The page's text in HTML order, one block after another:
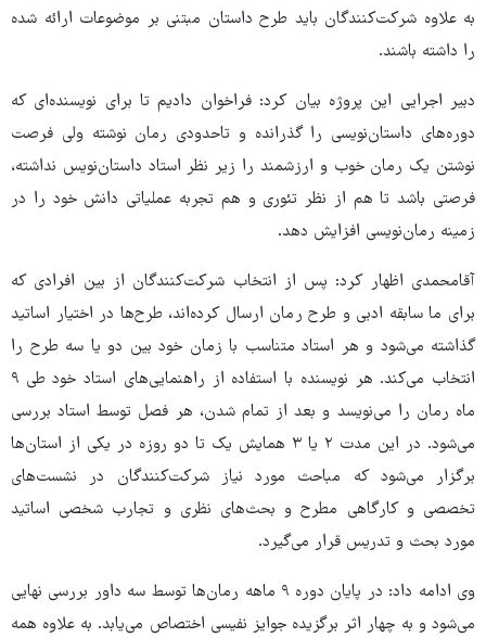
به علاوه شرکت‌کنندگان باید طرح داستان مبتنی بر موضوعات ارائه شده
را داشته باشند.
دبیر اجرایی این پروژه بیان کرد: فراخوان دادیم تا برای نویسنده‌ای که
دوره‌های داستان‌نویسی را گذرانده و تاحدودی رمان نوشته ولی فرصت
نوشتن یک رمان خوب و ارزشمند را زیر نظر استاد داستان‌نویس نداشته،
فرصتی باشد تا هم از نظر تئوری و هم تجربه عملیاتی دانش خود را در
زمینه رمان‌نویسی افزایش دهد.
آقامحمدی اظهار کرد: پس از انتخاب شرکت‌کنندگان از بین افرادی که
برای ما سابقه ادبی و طرح رمان ارسال کرده‌اند، طرح‌ها در اختیار اساتید
گذاشته می‌شود و هر استاد متناسب با زمان خود بین دو یا سه طرح را
انتخاب می‌کند. هر نویسنده با استفاده از راهنمایی‌های استاد خود طی ۹
ماه رمان را می‌نویسد و بعد از تمام شدن، هر فصل توسط استاد بررسی
می‌شود. در این مدت ۲ یا ۳ همایش یک تا دو روزه در یکی از استان‌ها
برگزار می‌شود که مباحث مورد نیاز شرکت‌کنندگان در نشست‌های
تخصصی و کارگاهی مطرح و بحث‌های نظری و تجارب شخصی اساتید
مورد بحث و تدریس قرار می‌گیرد.
وی ادامه داد: در پایان دوره ۹ ماهه رمان‌ها توسط سه داور بررسی نهایی
می‌شود و به چهار اثر برگزیده جوایز نفیسی اختصاص می‌یابد. به علاوه همه